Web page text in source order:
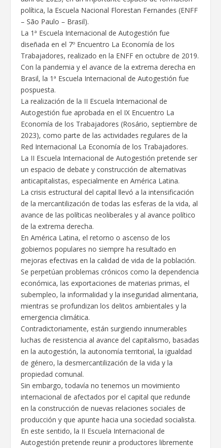
política, la Escuela Nacional Florestan Fernandes (ENFF
– São Paulo – Brasil).
La 1ª Escuela Internacional de Autogestión fue
diseñada en el 7º Encuentro La Economía de los
Trabajadores, realizado en la ENFF en octubre de 2019.
Con la pandemia y el avance de la extrema derecha en
Brasil, la 1ª Escuela Internacional de Autogestión fue
pospuesta.
La realización de la II Escuela Internacional de
Autogestión fue aprobada en el IX Encuentro La
Economía de los Trabajadores (Rosário, septiembre de
2023), como parte de las actividades regulares de la
Red Internacional La Economía de los Trabajadores.
La II Escuela Internacional de Autogestión pretende ser
un espacio de debate y construcción de alternativas
anticapitalistas, especialmente en América Latina.
La crisis estructural del capital llevó a la intensificación
de la mercantilización de todas las esferas de la vida, al
avance de las políticas neoliberales y al avance político
de la extrema derecha.
En América Latina, el retorno o ascenso de los
gobiernos populares no siempre ha resultado en
mejoras efectivas en la calidad de vida de la población.
Se perpetúan problemas crónicos como la dependencia
económica, las exportaciones de materias primas, el
subempleo, la informalidad y la inseguridad alimentaria,
mientras se profundizan los delitos ambientales y la
emergencia climática.
Contradictoriamente, están surgiendo innumerables
luchas de resistencia al avance del capitalismo, basadas
en la autogestión, la autonomía territorial, la igualdad
de género, la desmercantilización de la vida y la
propiedad comunal.
Sin embargo, todavía no tenemos un movimiento
internacional de afectados por el capital que redunde
en la construcción de nuevas relaciones sociales de
producción y que apunte hacia una sociedad socialista.
En este sentido, la II Escuela Internacional de
Autogestión pretende reunir a productores libremente